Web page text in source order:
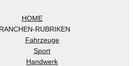
HOME
RUBRIKEN
Fahrzeuge
Sport
Handwerk